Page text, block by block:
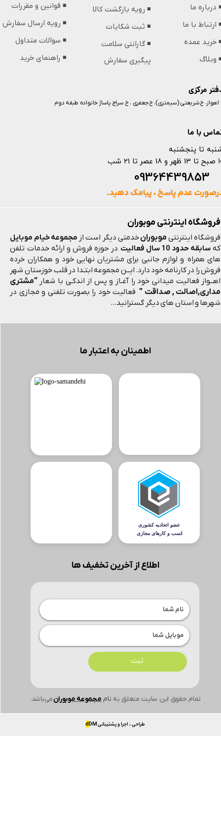
فروشگاه اینترنتی موبوران
فروشگاه اینترنتی موبورانخدمتی دیگر است از مجموعه خیام موبایل
که سابقه حدود 10 سال فعالیت
در حوزه فروش و ارائه خدمات تلفن
های همراه و لوازم جانبی برای مشتریان نهایی خود و همکاران خرده
فروش را در کارنامه خود دارد. ایــن مجموعه ابتـدا در قلب خوزستان شهر
اهــواز فعالیت میدانی خود را آغـاز و پس از اندکـی با شعار "مشتری
مداری,اصالت , صداقت " فعالیت خود را بصورت تلفنی و مجازی در
شهرها و استان های دیگر گسترانید...
تمام حقوق این سایت متعلق به ناممجموعه موبورانمی‌باشد.
اطمینان به اعتبار ما
اطلاع از آخرین تخفیف ها
ثبت
مرکزی
با ما
اهواز، خ شریعتی (سیمتری)، خ جعفری ، خ سراج پاساژ خانواده طبقه دوم
تا پنجشنبه
تا 21 شب
عدم پاسخ ، پیامک دهید.
◾️ قوانین و مقررات
◾️ رویه ارسال سفارش
◾️ سوالات متداول
◾️ راهنمای خرید
درباره ما
ارتباط با ما
خرید عمده
وبلاگ
◾️ رویه بازگشت کالا
◾️ ثبت شکایات
◾️ گارانتی سلامت
پیگیری سفارش
طراحی ، اجرا و پشتیبانی dDM